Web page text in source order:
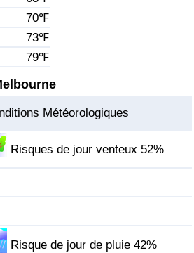
70℉
73℉
79℉
Météorologiques
Risques de jour venteux 52%
Risque de jour de pluie 42%
(Actuel)
par Pays